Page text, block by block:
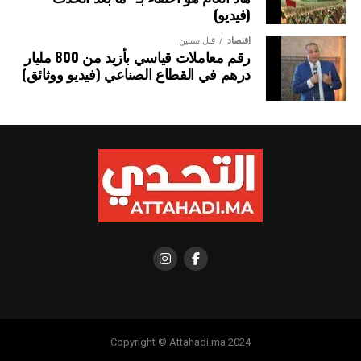
والطاقة، والتجارة، والاقتصاد الرقمي وغيرها.
(فيديو)
اقتصاد قبل سنتين
رقم معاملات قياسي بأزيد من 800 مليار
درهم في القطاع الصناعي (فيديو ووثائق)
Copyright © Attahadi.ma 2024